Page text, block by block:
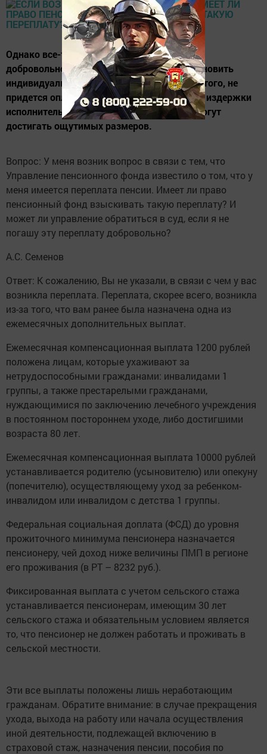
Однако все-таки лучше вернуть переплату
добровольно. Ведь управление может установить
индивидуальный режим рассрочки. Кроме того, не
придется оплачивать судебные издержки и издержки
исполнительного производства, которые могут
достигать ощутимых размеров.
Вопрос: У меня возник вопрос в связи с тем, что
Управление пенсионного фонда известило о том, что у
меня имеется переплата пенсии. Имеет ли право
пенсионный фонд взыскивать такую переплату? И
может ли управление обратиться в суд, если я не
погашу эту переплату добровольно?
А.С. Семенов
Ответ: К сожалению, Вы не указали, в связи с чем у вас
возникла переплата. Переплата, скорее всего, возникла
из-за того, что вам ранее была назначена одна из
ежемесячных дополнительных выплат.
Ежемесячная компенсационная выплата 1200 рублей
положена лицам, которые ухаживают за
нетрудоспособными гражданами: инвалидами 1
группы, а также престарелыми гражданами,
нуждающимися по заключению лечебного учреждения
в постоянном постороннем уходе, либо достигшими
возраста 80 лет.
Ежемесячная компенсационная выплата 10000 рублей
устанавливается родителю (усыновителю) или опекуну
(попечителю), осуществляющему уход за ребенком-
инвалидом или инвалидом с детства 1 группы.
Федеральная социальная доплата (ФСД) до уровня
прожиточного минимума пенсионера назначается
пенсионеру, чей доход ниже величины ПМП в регионе
его проживания (в РТ – 8232 руб.).
Фиксированная выплата с учетом сельского стажа
устанавливается пенсионерам, имеющим 30 лет
сельского стажа и обязательным условием является
то, что пенсионер не должен работать и проживать в
сельской местности.
Эти все выплаты положены лишь неработающим
гражданам. Обратите внимание: в случае прекращения
ухода, выхода на работу или начала осуществления
иной деятельности, подлежащей включению в
страховой стаж, назначения пенсии, пособия по